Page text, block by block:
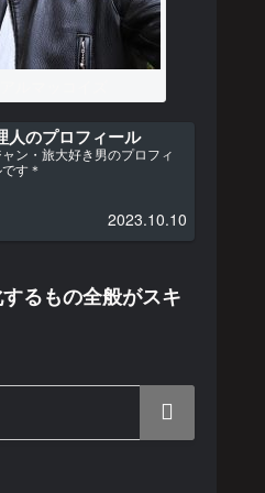
人のプロフィール
ン・旅大好き男のプロフィ
す＊
2023.10.10
るもの全般がスキ